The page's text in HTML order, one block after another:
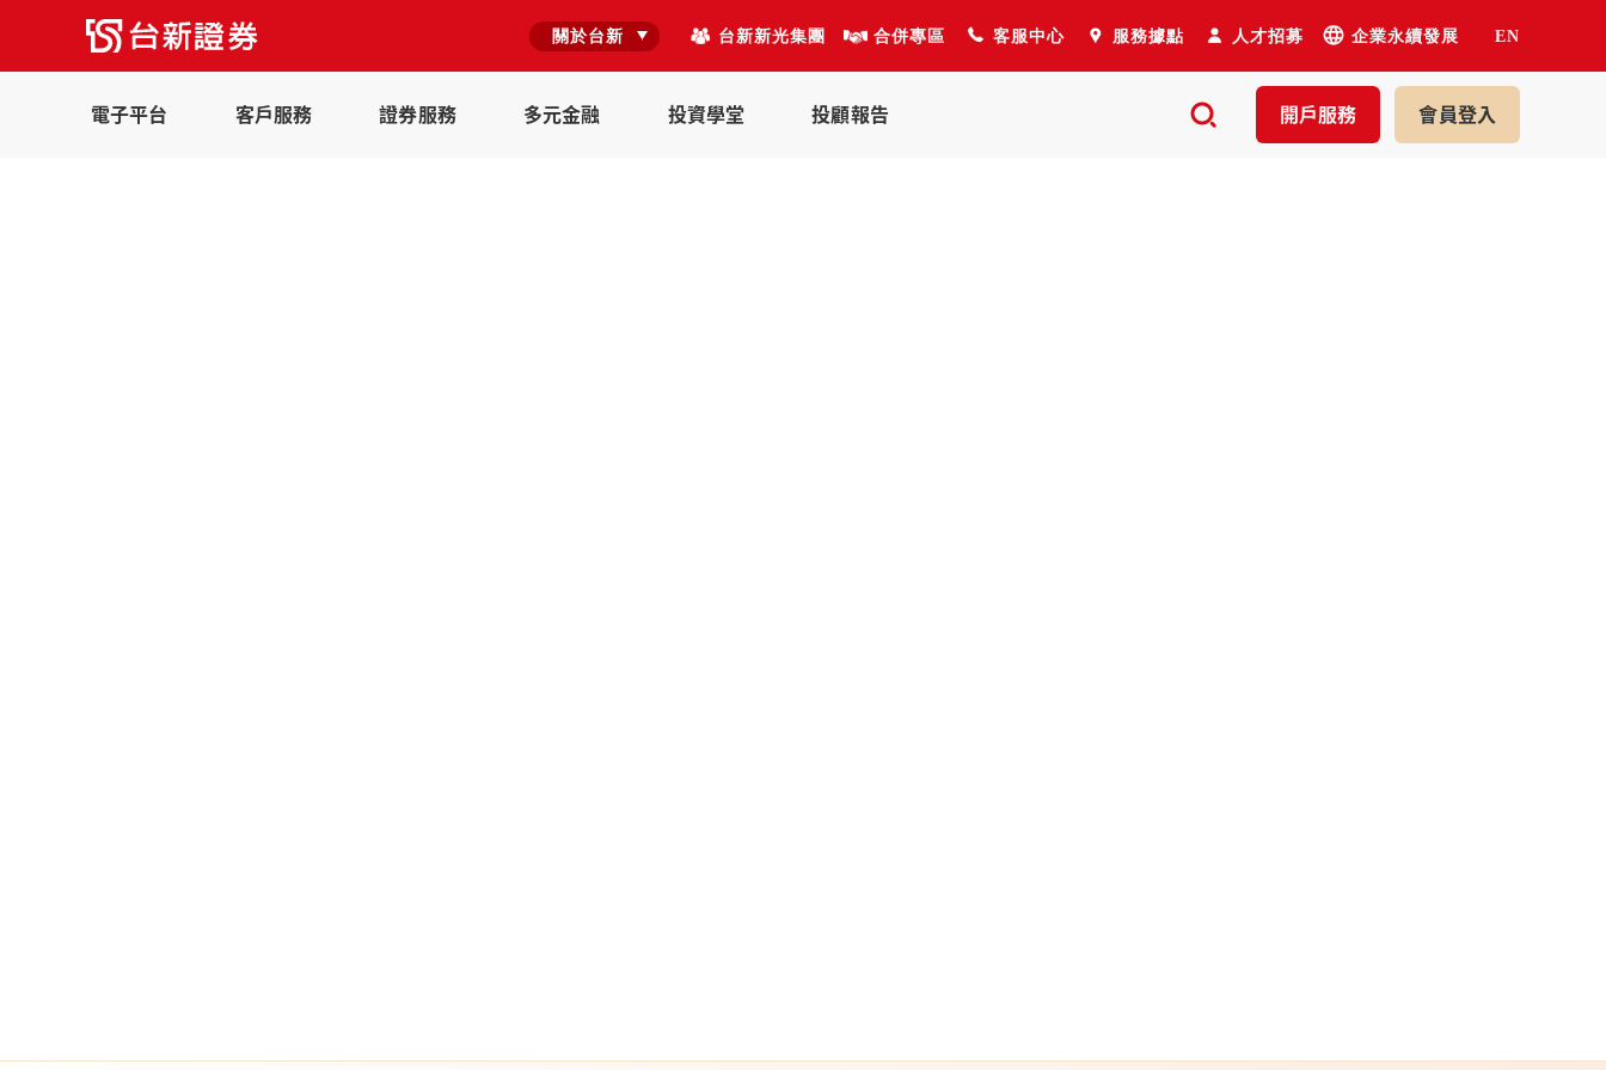
關於台新 台新新光集團 合併專區 客服中心 服務據點 人才招募 企業永續發展 EN
電子平台 客戶服務 證券服務 多元金融 投資學堂 投顧報告 開戶服務 會員登入